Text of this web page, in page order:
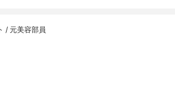
/ 元美容部員